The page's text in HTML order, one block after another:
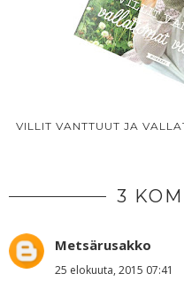
VILLIT VANTTUUT JA
3
Metsärusakko
25 elokuuta, 2015 07:41